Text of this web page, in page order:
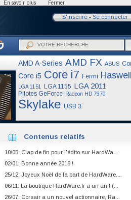
S'inscrire- Se connecter
AMD A-Series AMD FX ASUS
Core i5 Core i7 Fermi Haswell
LGA 1151 LGA 1155 LGA 2011
Pilotes GeForce Radeon HD 7970
Skylake USB 3
Contenus relatifs
10/05: Clap de fin pour l'édito sur HardWa...
02/01: Bonne année 2018 !
25/12: Joyeux Noël de la part de HardWare....
06/11: La boutique HardWare.fr a un an ! (...
26/07: Corsair a un nouvel actionnaire, Ra...
En savoir plus Fermer